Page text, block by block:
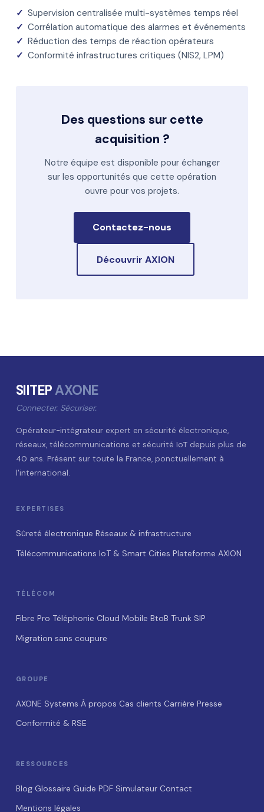
✓ Supervision centralisée multi-systèmes temps réel
✓ Corrélation automatique des alarmes et événements
✓ Réduction des temps de réaction opérateurs
✓ Conformité infrastructures critiques (NIS2, LPM)
Des questions sur cette
acquisition ?
Notre équipe est disponible pour échanger
sur les opportunités que cette opération
ouvre pour vos projets.
Contactez-nous
Découvrir AXION
SIITEPAXONE
Connecter. Sécuriser.
Opérateur-intégrateur expert en sécurité électronique,
réseaux, télécommunications et sécurité IoT depuis plus de
40 ans. Présent sur toute la France, ponctuellement à
l'international.
EXPERTISES
Sûreté électronique Réseaux & infrastructure
Télécommunications IoT & Smart Cities Plateforme AXION
TÉLÉCOM
Fibre Pro Téléphonie Cloud Mobile BtoB Trunk SIP
Migration sans coupure
GROUPE
AXONE Systems À propos Cas clients Carrière Presse
Conformité & RSE
RESSOURCES
Blog Glossaire Guide PDF Simulateur Contact
Mentions légales